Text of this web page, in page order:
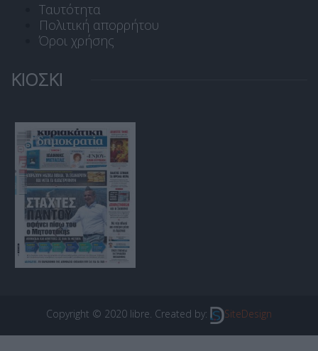
Ταυτότητα
Πολιτική απορρήτου
Όροι χρήσης
ΚΙΟΣΚΙ
Copyright © 2020 libre. Created by: SiteDesign